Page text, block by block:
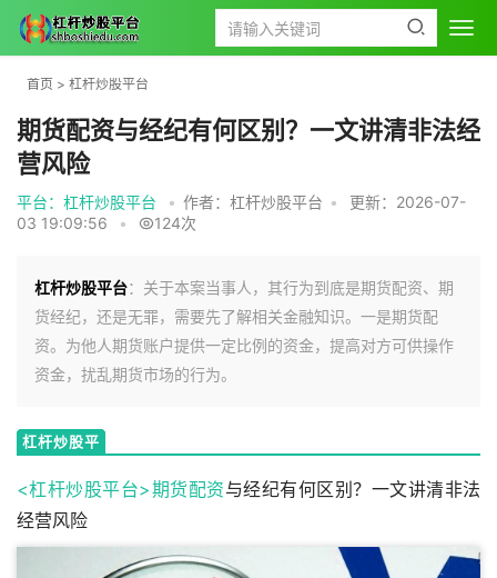
首页 > 杠杆炒股平台
期货配资与经纪有何区别？一文讲清非法经
营风险
平台：杠杆炒股平台 • 作者：杠杆炒股平台 •
更新：2026-07-
03 19:09:56
• 124次
杠杆炒股平台：关于本案当事人，其行为到底是期货配资、期
货经纪，还是无罪，需要先了解相关金融知识。一是期货配
资。为他人期货账户提供一定比例的资金，提高对方可供操作
资金，扰乱期货市场的行为。
杠杆炒股平
<杠杆炒股平台>期货配资与经纪有何区别？一文讲清非法
经营风险